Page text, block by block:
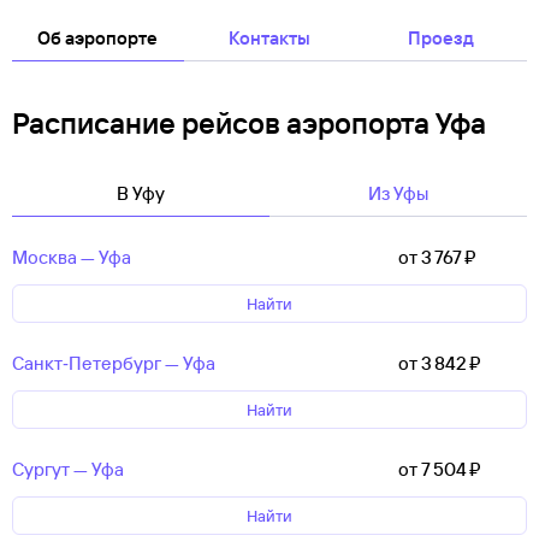
Об аэропорте Контакты Проезд
Расписание рейсов аэропорта Уфа
В Уфу Из Уфы
Москва — Уфа от 3 ⁠767 ⁠₽
Найти
Санкт‑Петербург — Уфа от 3 ⁠842 ⁠₽
Найти
Сургут — Уфа от 7 ⁠504 ⁠₽
Найти